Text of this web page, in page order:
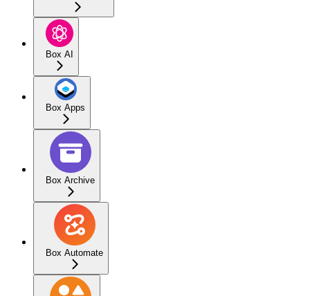
Box AI
Box Apps
Box Archive
Box Automate